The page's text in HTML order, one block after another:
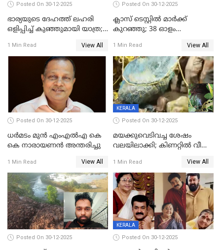
Posted On 30-12-2025
ഭാര്യയുടെ ദേഹത്ത് ലഹരി
ഒളിപ്പിച്ച് കുഞ്ഞുമായി യാത്ര;
പിടികൂടി പൊലീസ്
1 Min Read View All
Posted On 30-12-2025
ക്ലാസ് ടെസ്റ്റിൽ മാർക്ക്
കുറഞ്ഞു; 38 ഓളം
സെന്ററിലെ അധ്യാപകന്‍
മർദിച്ചതായി പരാതി
1 Min Read View All
Posted On 30-12-2025
ധർമടം മുൻ എംഎല്‍എ കെ
കെ നാരായണന്‍ അന്തരിച്ചു
1 Min Read View All
KERALA
Posted On 30-12-2025
മയക്കുവെടിവച്ച ശേഷം
വലയിലാക്കി; കിണറ്റിൽ വീണ
1 Min Read View All
Posted On 30-12-2025
KERALA
Posted On 30-12-2025